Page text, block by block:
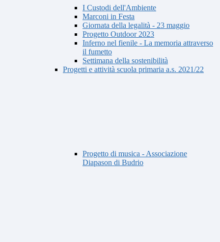
I Custodi dell'Ambiente
Marconi in Festa
Giornata della legalità - 23 maggio
Progetto Outdoor 2023
Inferno nel fienile - La memoria attraverso
il fumetto
Settimana della sostenibilità
Progetti e attività scuola primaria a.s. 2021/22
Progetto di musica - Associazione
Diapason di Budrio